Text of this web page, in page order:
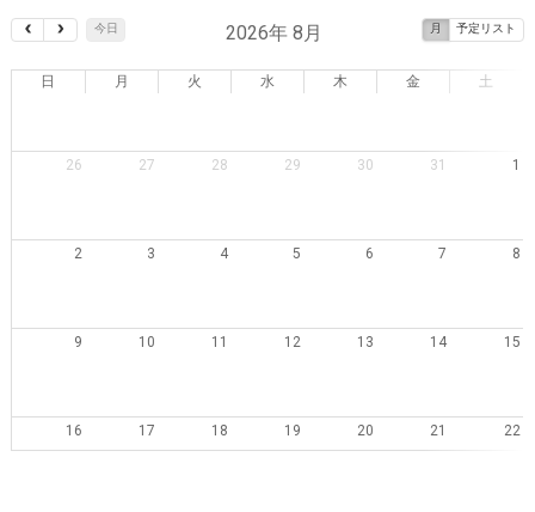
今日 月 予定リスト
2026年 8月
日 月 火 水 木 金 土
26 27 28 29 30 31 1
2 3 4 5 6 7 8
9 10 11 12 13 14 15
16 17 18 19 20 21 22